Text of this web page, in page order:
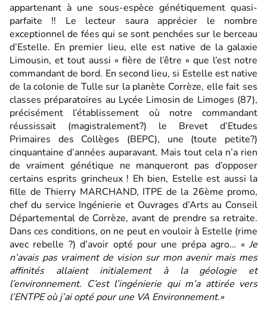
appartenant à une sous-espèce génétiquement quasi-
parfaite !! Le lecteur saura apprécier le nombre
exceptionnel de fées qui se sont penchées sur le berceau
d’Estelle. En premier lieu, elle est native de la galaxie
Limousin, et tout aussi « fière de l’être » que l’est notre
commandant de bord. En second lieu, si Estelle est native
de la colonie de Tulle sur la planète Corrèze, elle fait ses
classes préparatoires au Lycée Limosin de Limoges (87),
précisément l’établissement où notre commandant
réussissait (magistralement?) le Brevet d’Etudes
Primaires des Collèges (BEPC), une (toute petite?)
cinquantaine d’années auparavant. Mais tout cela n’a rien
de vraiment génétique ne manqueront pas d’opposer
certains esprits grincheux ! Eh bien, Estelle est aussi la
fille de Thierry MARCHAND, ITPE de la 26ème promo,
chef du service Ingénierie et Ouvrages d’Arts au Conseil
Départemental de Corrèze, avant de prendre sa retraite.
Dans ces conditions, on ne peut en vouloir à Estelle (rime
avec rebelle ?) d’avoir opté pour une prépa agro… « Je
n’avais pas vraiment de vision sur mon avenir mais mes
affinités allaient initialement à la géologie et
l’environnement. C’est l’ingénierie qui m’a attirée vers
l’ENTPE où j’ai opté pour une VA Environnement.»